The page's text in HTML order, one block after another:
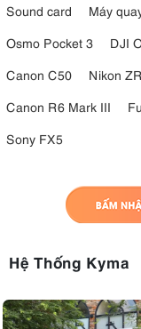
Sound card
Máy
Osmo Pocket 3
DJI
Canon C50
Nikon ZR
Canon R6 Mark III
Sony FX5
Hệ Thống Kyma